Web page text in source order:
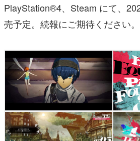
PlayStation®4、Steam にて、
売予定。続報にご期待ください。